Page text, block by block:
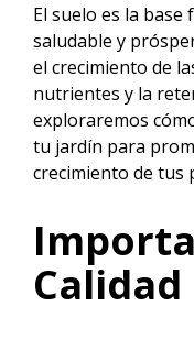
El suelo es la
saludable y
el crecimiento de
nutrientes y la
exploraremos
tu jardín para
crecimiento de tus